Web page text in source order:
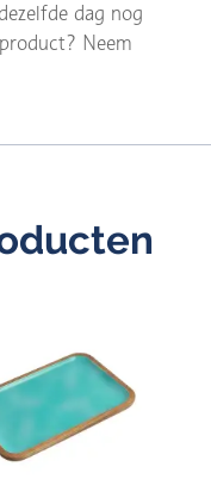
dag nog
Neem